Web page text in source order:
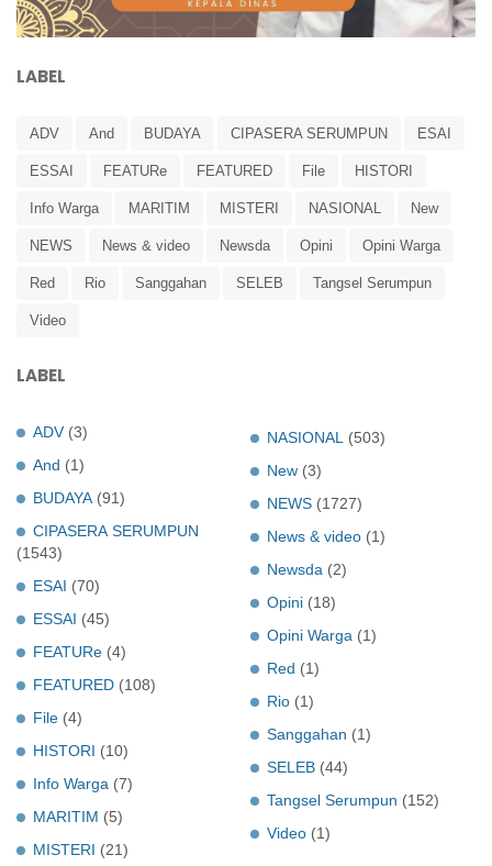
LABEL
ADV And BUDAYA CIPASERA SERUMPUN ESAI
ESSAI FEATURe FEATURED File HISTORI
Info Warga MARITIM MISTERI NASIONAL New
NEWS News & video Newsda Opini Opini Warga
Red Rio Sanggahan SELEB Tangsel Serumpun
Video
LABEL
ADV (3)
And (1)
BUDAYA (91)
CIPASERA SERUMPUN
(1543)
ESAI (70)
ESSAI (45)
FEATURe (4)
FEATURED (108)
File (4)
HISTORI (10)
Info Warga (7)
MARITIM (5)
MISTERI (21)
NASIONAL
(503)
New (3)
NEWS (1727)
News & video (1)
Newsda (2)
Opini (18)
Opini Warga (1)
Red (1)
Rio (1)
Sanggahan (1)
SELEB (44)
Tangsel Serumpun (152)
Video (1)